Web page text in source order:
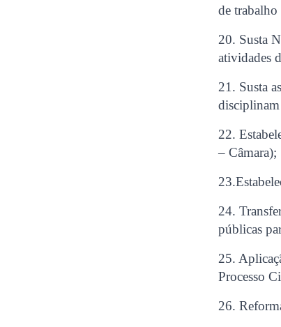
de
20. Susta
atividades
21. Susta
22.
– Câmara);
24.
públicas
25.
Processo
26.